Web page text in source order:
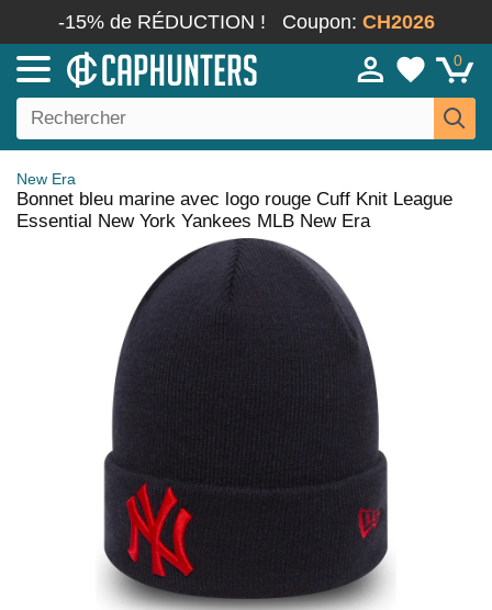
-15% de RÉDUCTION ! Coupon: CH2026
0
New Era
Bonnet bleu marine avec logo rouge Cuff Knit League
Essential New York Yankees MLB New Era